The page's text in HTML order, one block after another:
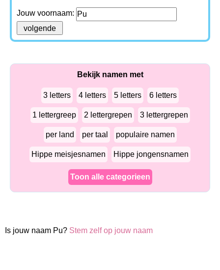
Jouw voornaam:
Bekijk namen met
3 letters 4 letters 5 letters 6 letters
1 lettergreep 2 lettergrepen 3 lettergrepen
per land per taal populaire namen
Hippe meisjesnamen Hippe jongensnamen
Toon alle categorieen
Is jouw naam Pu? Stem zelf op jouw naam